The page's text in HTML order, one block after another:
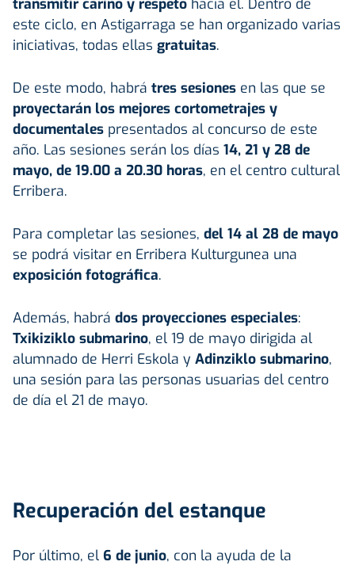
este ciclo, en Astigarraga se han organizado varias
iniciativas, todas ellas gratuitas.
De este modo, habrá tres sesiones en las que se
proyectarán los mejores cortometrajes y
documentales presentados al concurso de este
año. Las sesiones serán los días 14, 21 y 28 de
mayo, de 19.00 a 20.30 horas, en el centro cultural
Erribera.
Para completar las sesiones, del 14 al 28 de mayo
se podrá visitar en Erribera Kulturgunea una
exposición fotográfica.
Además, habrá dos proyecciones especiales:
Txikiziklo submarino, el 19 de mayo dirigida al
alumnado de Herri Eskola y Adinziklo submarino,
una sesión para las personas usuarias del centro
de día el 21 de mayo.
Recuperación del estanque
Por último, el 6 de junio, con la ayuda de la